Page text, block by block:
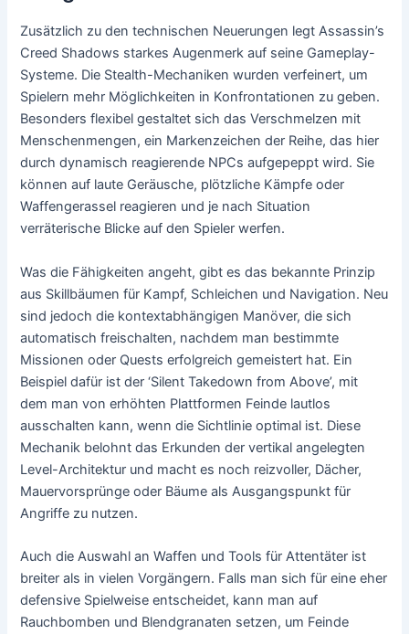
Zusätzlich zu den technischen Neuerungen legt Assassin’s
Creed Shadows starkes Augenmerk auf seine Gameplay-
Systeme. Die Stealth-Mechaniken wurden verfeinert, um
Spielern mehr Möglichkeiten in Konfrontationen zu geben.
Besonders flexibel gestaltet sich das Verschmelzen mit
Menschenmengen, ein Markenzeichen der Reihe, das hier
durch dynamisch reagierende NPCs aufgepeppt wird. Sie
können auf laute Geräusche, plötzliche Kämpfe oder
Waffengerassel reagieren und je nach Situation
verräterische Blicke auf den Spieler werfen.
Was die Fähigkeiten angeht, gibt es das bekannte Prinzip
aus Skillbäumen für Kampf, Schleichen und Navigation. Neu
sind jedoch die kontextabhängigen Manöver, die sich
automatisch freischalten, nachdem man bestimmte
Missionen oder Quests erfolgreich gemeistert hat. Ein
Beispiel dafür ist der ‘Silent Takedown from Above’, mit
dem man von erhöhten Plattformen Feinde lautlos
ausschalten kann, wenn die Sichtlinie optimal ist. Diese
Mechanik belohnt das Erkunden der vertikal angelegten
Level-Architektur und macht es noch reizvoller, Dächer,
Mauervorsprünge oder Bäume als Ausgangspunkt für
Angriffe zu nutzen.
Auch die Auswahl an Waffen und Tools für Attentäter ist
breiter als in vielen Vorgängern. Falls man sich für eine eher
defensive Spielweise entscheidet, kann man auf
Rauchbomben und Blendgranaten setzen, um Feinde